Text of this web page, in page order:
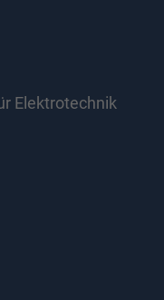
Elektrotechnik